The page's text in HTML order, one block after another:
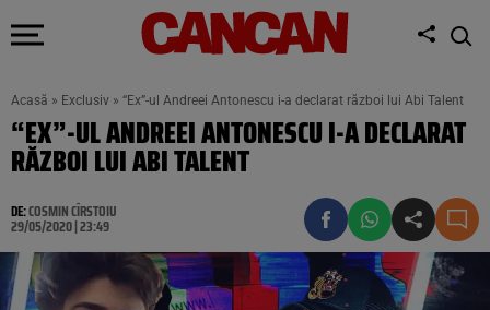
Acasă » Exclusiv » “Ex”-ul Andreei Antonescu i-a declarat război lui Abi Talent
“EX”-UL ANDREEI ANTONESCU I-A DECLARAT
RĂZBOI LUI ABI TALENT
DE:COSMIN CÎRSTOIU
29/05/2020 | 23:49